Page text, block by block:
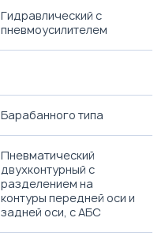
Гидравлический с
пневмоусилителем
Барабанного типа
Пневматический
двухконтурный с
разделением на
контуры передней оси и
задней оси, с АБС